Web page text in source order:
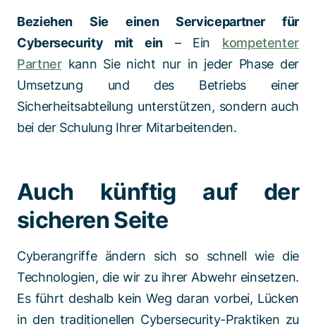
Beziehen Sie einen Servicepartner für
Cybersecurity mit ein– Ein kompetenter
Partnerkann Sie nicht nur in jeder Phase der
Umsetzung und des Betriebs einer
Sicherheitsabteilung unterstützen, sondern auch
bei der Schulung Ihrer Mitarbeitenden.
Auch künftig auf der
sicheren Seite
Cyberangriffe ändern sich so schnell wie die
Technologien, die wir zu ihrer Abwehr einsetzen.
Es führt deshalb kein Weg daran vorbei, Lücken
in den traditionellen Cybersecurity-Praktiken zu